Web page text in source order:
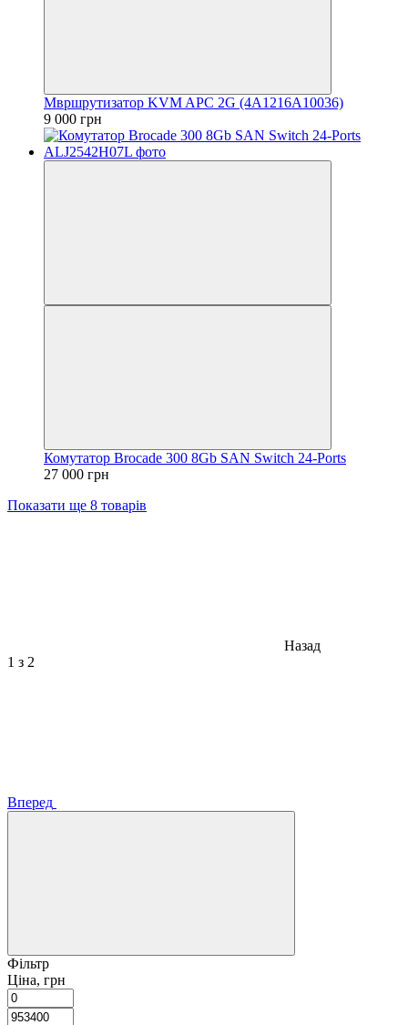
Мвршрутизатор KVM APC 2G (4A1216A10036)
9 000 грн
Комутатор Brocade 300 8Gb SAN Switch 24-Ports
27 000 грн
Показати ще 8 товарів
Назад
1 з 2
Вперед
Фільтр
Ціна, грн